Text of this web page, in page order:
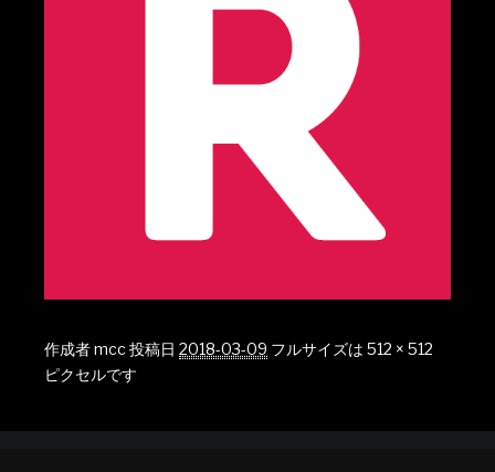
作成者mcc投稿日 2018-03-09 フルサイズは 512 × 512
ピクセルです